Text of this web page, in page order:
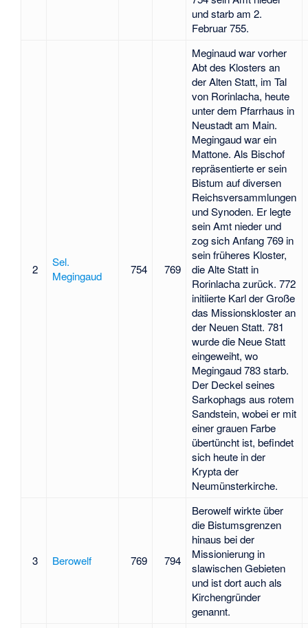
und starb am 2.
Februar 755.
2
Sel.
Megingaud
754 769
Meginaud war vorher
Abt des Klosters an
der Alten Statt, im Tal
von Rorinlacha, heute
unter dem Pfarrhaus in
Neustadt am Main.
Megingaud war ein
Mattone. Als Bischof
repräsentierte er sein
Bistum auf diversen
Reichsversammlungen
und Synoden. Er legte
sein Amt nieder und
zog sich Anfang 769 in
sein früheres Kloster,
die Alte Statt in
Rorinlacha zurück. 772
initiierte Karl der Große
das Missionskloster an
der Neuen Statt. 781
wurde die Neue Statt
eingeweiht, wo
Megingaud 783 starb.
Der Deckel seines
Sarkophags aus rotem
Sandstein, wobei er mit
einer grauen Farbe
übertüncht ist, befindet
sich heute in der
Krypta der
Neumünsterkirche.
3 Berowelf 769 794
Berowelf wirkte über
die Bistumsgrenzen
hinaus bei der
Missionierung in
slawischen Gebieten
und ist dort auch als
Kirchengründer
genannt.